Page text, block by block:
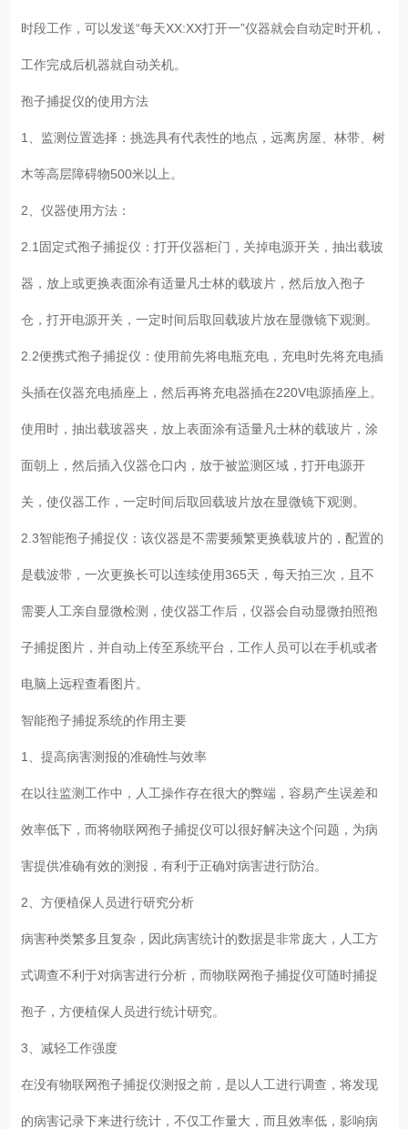
时段工作，可以发送“每天XX:XX打开一”仪器就会自动定时开机，
工作完成后机器就自动关机。
孢子捕捉仪的使用方法
1、监测位置选择：挑选具有代表性的地点，远离房屋、林带、树
木等高层障碍物500米以上。
2、仪器使用方法：
2.1固定式孢子捕捉仪：打开仪器柜门，关掉电源开关，抽出载玻
器，放上或更换表面涂有适量凡士林的载玻片，然后放入孢子
仓，打开电源开关，一定时间后取回载玻片放在显微镜下观测。
2.2便携式孢子捕捉仪：使用前先将电瓶充电，充电时先将充电插
头插在仪器充电插座上，然后再将充电器插在220V电源插座上。
使用时，抽出载玻器夹，放上表面涂有适量凡士林的载玻片，涂
面朝上，然后插入仪器仓口内，放于被监测区域，打开电源开
关，使仪器工作，一定时间后取回载玻片放在显微镜下观测。
2.3智能孢子捕捉仪：该仪器是不需要频繁更换载玻片的，配置的
是载波带，一次更换长可以连续使用365天，每天拍三次，且不
需要人工亲自显微检测，使仪器工作后，仪器会自动显微拍照孢
子捕捉图片，并自动上传至系统平台，工作人员可以在手机或者
电脑上远程查看图片。
智能孢子捕捉系统的作用主要
1、提高病害测报的准确性与效率
在以往监测工作中，人工操作存在很大的弊端，容易产生误差和
效率低下，而将物联网孢子捕捉仪可以很好解决这个问题，为病
害提供准确有效的测报，有利于正确对病害进行防治。
2、方便植保人员进行研究分析
病害种类繁多且复杂，因此病害统计的数据是非常庞大，人工方
式调查不利于对病害进行分析，而物联网孢子捕捉仪可随时捕捉
孢子，方便植保人员进行统计研究。
3、减轻工作强度
在没有物联网孢子捕捉仪测报之前，是以人工进行调查，将发现
的病害记录下来进行统计，不仅工作量大，而且效率低，影响病